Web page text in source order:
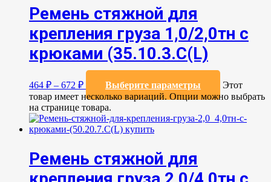
Ремень стяжной для
крепления груза 1,0/2,0тн с
крюками (35.10.3.С(L)
464 ₽ – 672 ₽ Выберите параметры
Этот
товар имеет несколько вариаций. Опции можно выбрать
на странице товара.
Ремень стяжной для